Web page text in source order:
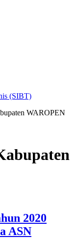
(SIBT)
WAROPEN
2020
ASN